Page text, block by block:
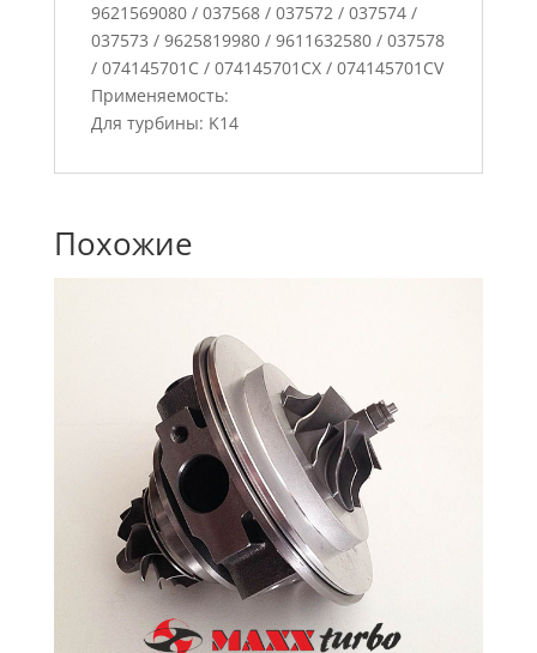
9621569080 / 037568 / 037572 / 037574 /
037573 / 9625819980 / 9611632580 / 037578
/ 074145701C / 074145701CX / 074145701CV
Применяемость:
Для турбины: K14
Похожие